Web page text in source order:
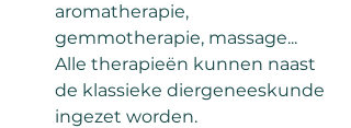
aromatherapie,
gemmotherapie, massage...
Alle therapieën kunnen naast
de klassieke diergeneeskunde
ingezet worden.